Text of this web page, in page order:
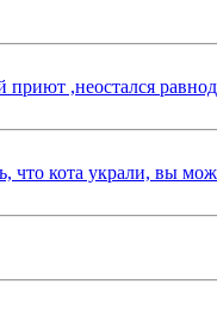
,неостался
кота украли, вы